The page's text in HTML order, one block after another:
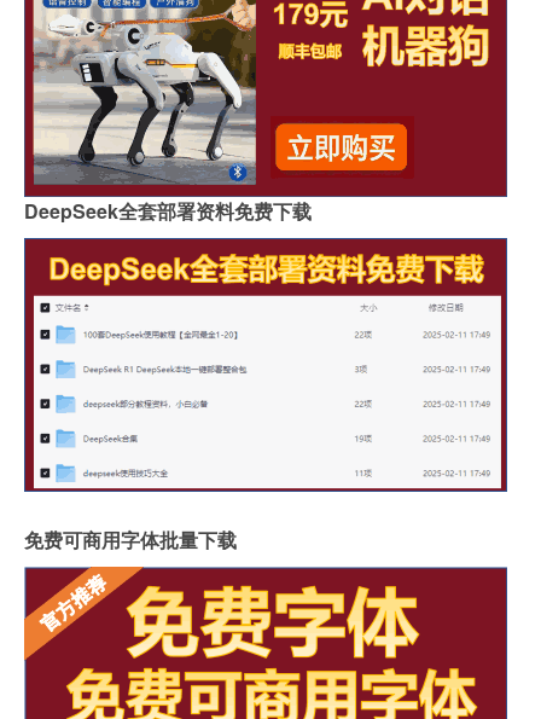
DeepSeek全套部署资料免费下载
免费可商用字体批量下载